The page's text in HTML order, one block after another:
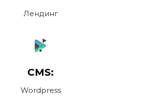
Лендинг
CMS:
Wordpress